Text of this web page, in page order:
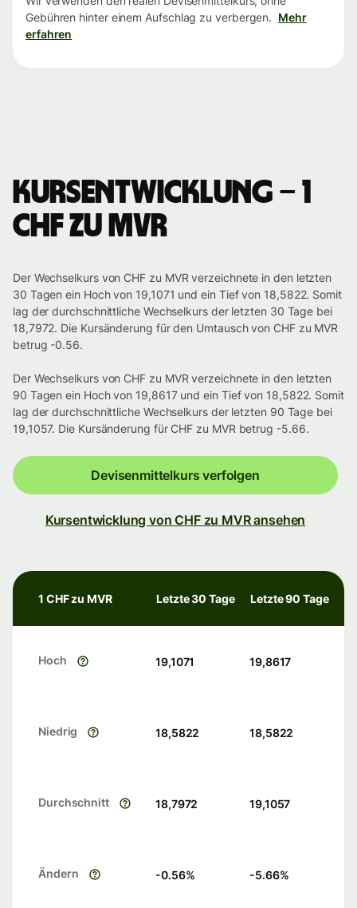
Gebühren hinter einem Aufschlag zu verbergen. Mehr
erfahren
Kursentwicklung – 1
CHF zu MVR
Der Wechselkurs von CHF zu MVR verzeichnete in den letzten
30 Tagen ein Hoch von 19,1071 und ein Tief von 18,5822. Somit
lag der durchschnittliche Wechselkurs der letzten 30 Tage bei
18,7972. Die Kursänderung für den Umtausch von CHF zu MVR
betrug -0.56.
Der Wechselkurs von CHF zu MVR verzeichnete in den letzten
90 Tagen ein Hoch von 19,8617 und ein Tief von 18,5822. Somit
lag der durchschnittliche Wechselkurs der letzten 90 Tage bei
19,1057. Die Kursänderung für CHF zu MVR betrug -5.66.
Devisenmittelkurs verfolgen
Kursentwicklung von CHF zu MVR ansehen
1 CHF zu MVR Letzte 30 Tage Letzte 90 Tage
Hoch 19,1071 19,8617
Niedrig 18,5822 18,5822
Durchschnitt 18,7972 19,1057
Ändern -0.56% -5.66%